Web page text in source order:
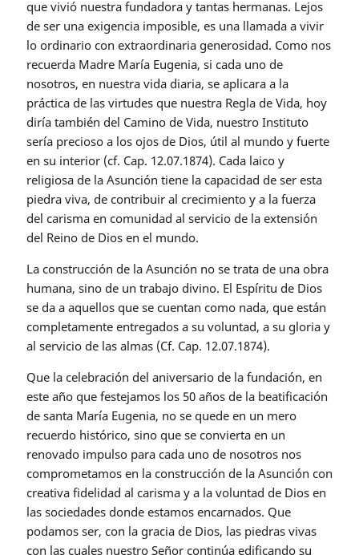
que vivió nuestra fundadora y tantas hermanas. Lejos
de ser una exigencia imposible, es una llamada a vivir
lo ordinario con extraordinaria generosidad. Como nos
recuerda Madre María Eugenia, si cada uno de
nosotros, en nuestra vida diaria, se aplicara a la
práctica de las virtudes que nuestra Regla de Vida, hoy
diría también del Camino de Vida, nuestro Instituto
sería precioso a los ojos de Dios, útil al mundo y fuerte
en su interior (cf. Cap. 12.07.1874). Cada laico y
religiosa de la Asunción tiene la capacidad de ser esta
piedra viva, de contribuir al crecimiento y a la fuerza
del carisma en comunidad al servicio de la extensión
del Reino de Dios en el mundo.
La construcción de la Asunción no se trata de una obra
humana, sino de un trabajo divino. El Espíritu de Dios
se da a aquellos que se cuentan como nada, que están
completamente entregados a su voluntad, a su gloria y
al servicio de las almas (Cf. Cap. 12.07.1874).
Que la celebración del aniversario de la fundación, en
este año que festejamos los 50 años de la beatificación
de santa María Eugenia, no se quede en un mero
recuerdo histórico, sino que se convierta en un
renovado impulso para cada uno de nosotros nos
comprometamos en la construcción de la Asunción con
creativa fidelidad al carisma y a la voluntad de Dios en
las sociedades donde estamos encarnados. Que
podamos ser, con la gracia de Dios, las piedras vivas
con las cuales nuestro Señor continúa edificando su